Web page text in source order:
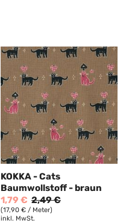
KOKKA - Cats
Baumwollstoff - braun
1,79 € 2,49 €
(17,90 € / Meter)
inkl. MwSt.